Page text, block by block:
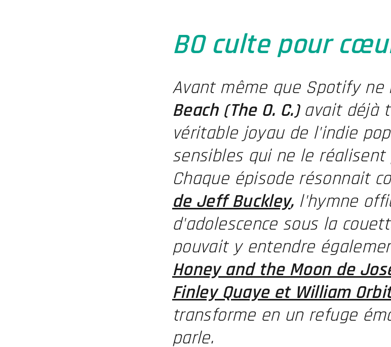
BO culte pour
Avant même que Spotify
Beach (The O. C.) avait déjà
véritable joyau de l'indie
sensibles qui ne le réalisent
Chaque épisode résonnait
de Jeff Buckley, l'hymne
d'adolescence sous la
pouvait y entendre
Honey and the Moon de
Finley Quaye et William
transforme en un refuge
parle.